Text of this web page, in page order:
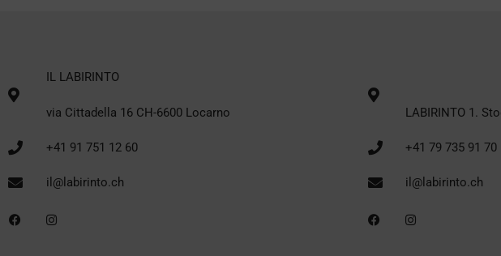
IL LABIRINTO
via Cittadella 16 CH-6600 Locarno
+41 91 751 12 60
il@labirinto.ch
LABIRINTO 1.
+41 79 735 91 70
il@labirinto.ch